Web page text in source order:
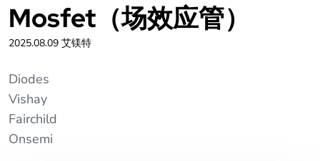
Mosfet（场效应管）
2025.08.09 艾镁特
Diodes
Vishay
Fairchild
Onsemi